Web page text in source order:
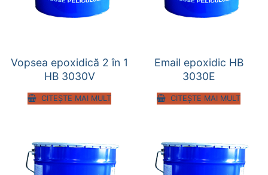
Vopsea epoxidică 2 în 1
HB 3030V
CITEȘTE MAI MULT
Email epoxidic HB
3030E
CITEȘTE MAI MULT